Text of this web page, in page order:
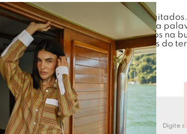
Verifique os termos digitados.
Tente utilizar uma única
Utilize termos genéricos na
Tente utilizar sinônimos do